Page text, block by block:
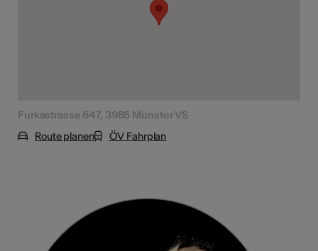
Furkastrasse 647, 3985 Münster VS
Route planen
ÖV Fahrplan